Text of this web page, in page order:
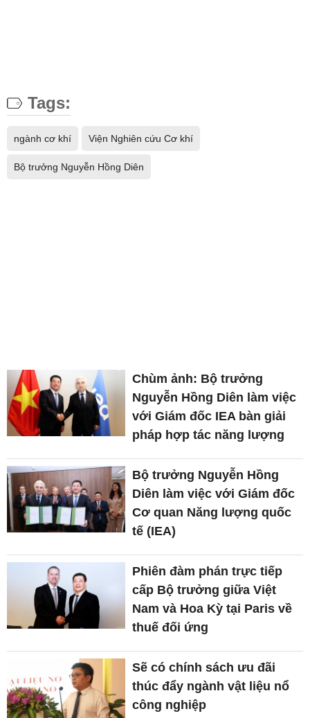
Tags:
ngành cơ khí Viện Nghiên cứu Cơ khí
Bộ trưởng Nguyễn Hồng Diên
Chùm ảnh: Bộ trưởng
Nguyễn Hồng Diên làm việc
với Giám đốc IEA bàn giải
pháp hợp tác năng lượng
Bộ trưởng Nguyễn Hồng
Diên làm việc với Giám đốc
Cơ quan Năng lượng quốc
tế (IEA)
Phiên đàm phán trực tiếp
cấp Bộ trưởng giữa Việt
Nam và Hoa Kỳ tại Paris về
thuế đối ứng
Sẽ có chính sách ưu đãi
thúc đẩy ngành vật liệu nổ
công nghiệp